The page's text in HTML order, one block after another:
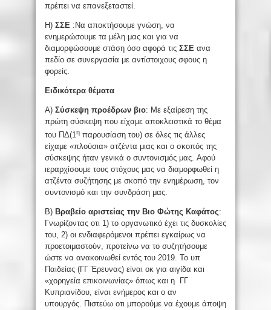
πρέπει να επανεξεταστεί.
Η) ΣΣΕ :Να αποκτήσουμε γνώση, να
ενημερώσουμε τα μέλη μας και για να
διαμορφώσουμε στάση όσο αφορά τις ΣΣΕ ανα
πεδίο σε συνεργασία με αντίστοιχους σφους η
φορείς.
Ειδικότερα θέματα
Α) Σύσκεψη προέδρων βιο: Με εξαίρεση της
πρώτη σύσκεψη που είχαμε αποκλειστικά το θέμα
του ΠΔ(1η παρουσίαση του) σε όλες τις άλλες
είχαμε «πλούσια» ατζέντα μιας και ο σκοπός της
σύσκεψης ήταν γενικά ο συντονισμός μας. Αφού
ιεραρχίσουμε τους στόχους μας να διαμορφωθεί η
ατζέντα συζήτησης με σκοπό την ενημέρωση, τον
συντονισμό και την συνδράση μας.
Β) Βραβείο αριστείας την Βιο Φώτης Καφάτος:
Γνωρίζοντας οτι 1) το οργανωτικό έχει τις δυσκολίες
του, 2) οι ενδιαφερόμενοι πρέπει εγκαίρως να
προετοιμαστούν, προτείνω να το συζητήσουμε
ώστε να ανακοινωθεί εντός του 2019. Το υπ
Παιδείας (ΓΓ Έρευνας) είναι οκ για αιγίδα και
«χορηγεία επικοινωνίας» όπως και η ΓΓ
Κυπριανίδου, είναι ενήμερος και ο αν
υπουργός. Πιστεύω οτι μπορούμε να έχουμε άποψη